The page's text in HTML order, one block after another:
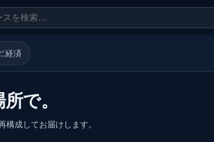
経済
で。
成してお届けします。